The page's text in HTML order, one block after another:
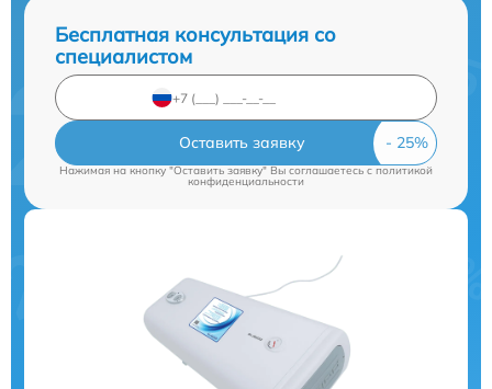
Бесплатная консультация со
специалистом
Оставить заявку
Нажимая на кнопку "Оставить заявку" Вы соглашаетесь cполитикой
конфиденциальности